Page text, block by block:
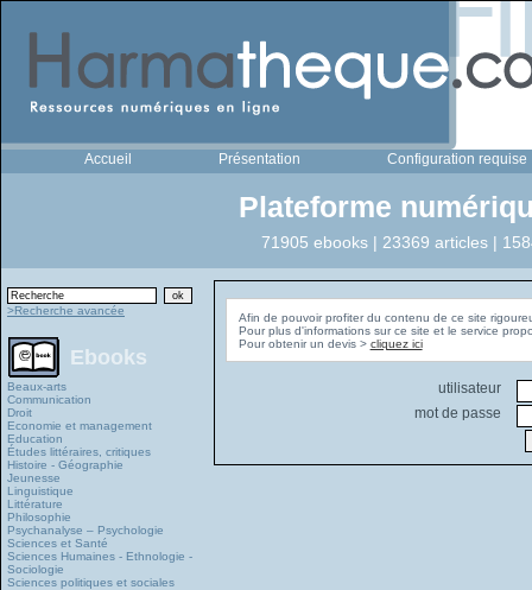
Accueil Présentation Configuration requise
Plateforme
71905 ebooks | 23369 articles |
>Recherche avancée
Ebooks
Beaux-arts
Communication
Droit
Economie et management
Education
Études littéraires, critiques
Histoire - Géographie
Jeunesse
Linguistique
Littérature
Philosophie
Psychanalyse – Psychologie
Sciences et Santé
Sciences Humaines - Ethnologie -
Sociologie
Sciences politiques et sociales
Afin de pouvoir profiter du contenu de ce site
Pour plus d'informations sur ce site et le service
Pour obtenir un devis > cliquez ici
utilisateur
mot de passe